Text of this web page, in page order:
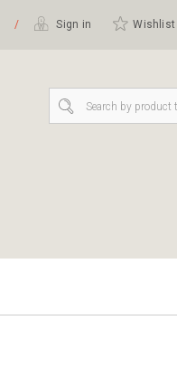
/ Sign in Wishlist